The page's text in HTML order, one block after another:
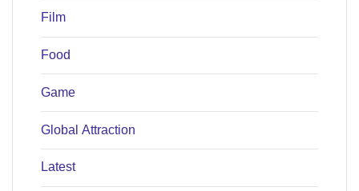
Film
Food
Game
Global Attraction
Latest